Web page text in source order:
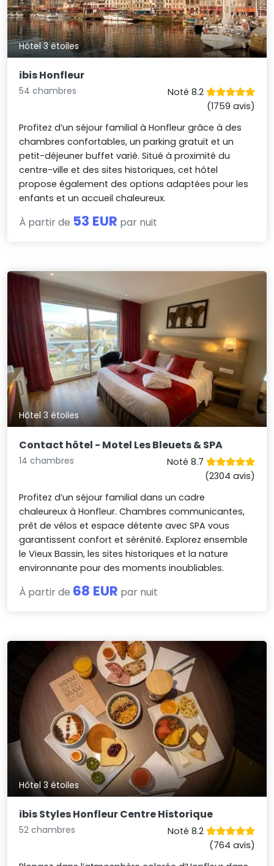
Hôtel 3 étoiles
ibis Honfleur
54 chambres
Noté 8.2
(1759 avis)
Profitez d’un séjour familial à Honfleur grâce à des
chambres confortables, un parking gratuit et un
petit-déjeuner buffet varié. Situé à proximité du
centre-ville et des sites historiques, cet hôtel
propose également des options adaptées pour les
enfants et un accueil chaleureux.
À partir de 53 EUR par nuit
Hôtel 3 étoiles
Contact hôtel - Motel Les Bleuets & SPA
14 chambres
Noté 8.7
(2304 avis)
Profitez d’un séjour familial dans un cadre
chaleureux à Honfleur. Chambres communicantes,
prêt de vélos et espace détente avec SPA vous
garantissent confort et sérénité. Explorez ensemble
le Vieux Bassin, les sites historiques et la nature
environnante pour des moments inoubliables.
À partir de 68 EUR par nuit
Hôtel 3 étoiles
ibis Styles Honfleur Centre Historique
52 chambres
Noté 8.2
(764 avis)